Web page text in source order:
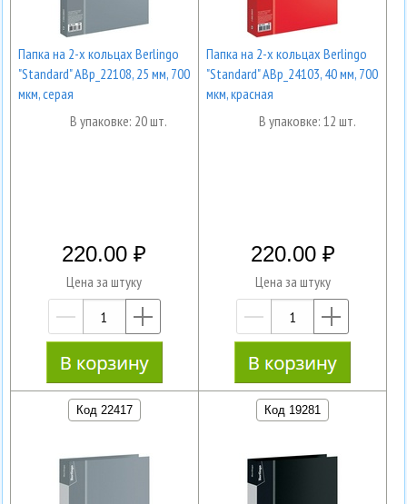
Папка на 2-х кольцах Berlingo
"Standard" ABp_22108, 25 мм, 700
мкм, серая
В упаковке: 20 шт.
220.00
Цена за штуку
—
Папка на 2-х кольцах Berlingo
"Standard" ABp_24103, 40 мм, 700
мкм, красная
В упаковке: 12 шт.
220.00
Цена за штуку
—
Код 22417 Код 19281